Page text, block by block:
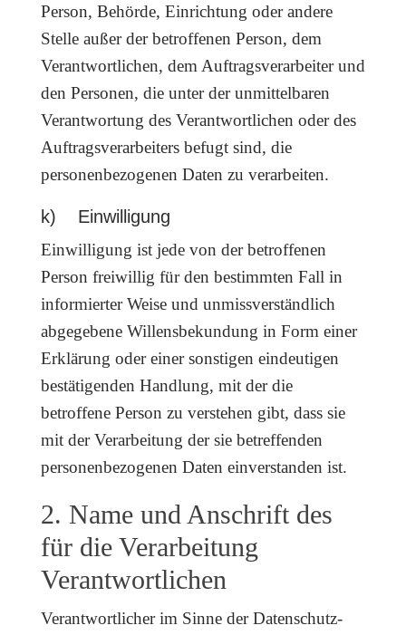
Person, Behörde, Einrichtung oder andere
Stelle außer der betroffenen Person, dem
Verantwortlichen, dem Auftragsverarbeiter und
den Personen, die unter der unmittelbaren
Verantwortung des Verantwortlichen oder des
Auftragsverarbeiters befugt sind, die
personenbezogenen Daten zu verarbeiten.
k) Einwilligung
Einwilligung ist jede von der betroffenen
Person freiwillig für den bestimmten Fall in
informierter Weise und unmissverständlich
abgegebene Willensbekundung in Form einer
Erklärung oder einer sonstigen eindeutigen
bestätigenden Handlung, mit der die
betroffene Person zu verstehen gibt, dass sie
mit der Verarbeitung der sie betreffenden
personenbezogenen Daten einverstanden ist.
2. Name und Anschrift des
für die Verarbeitung
Verantwortlichen
Verantwortlicher im Sinne der Datenschutz-